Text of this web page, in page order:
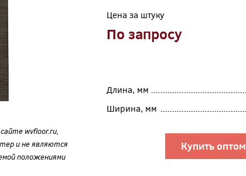
wvfloor.ru,
и не являются
положениями
Цена за штуку
По запросу
Длина, мм
Ширина, мм
Купить оптом